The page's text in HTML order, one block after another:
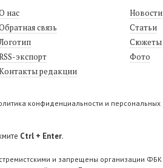
нас
связь
экспорт
редакции
Новости
Статьи
Сюжеты
Фото
конфиденциальности и
Ctrl + Enter.
и запрещены организации